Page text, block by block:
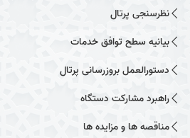
نظرسنجی پرتال
بیانیه سطح توافق خدمات
دستورالعمل بروزرسانی پرتال
راهبرد مشارکت دستگاه
مناقصه ها و مزایده ها